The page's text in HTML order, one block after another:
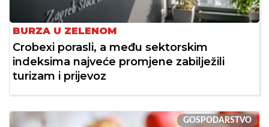
BURZA U ZELENOM
Crobexi porasli, a među sektorskim
indeksima najveće promjene zabilježili
turizam i prijevoz
GOSPODARSTVO